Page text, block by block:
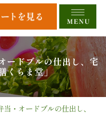
ードブルの仕出し、宅
くらま堂」
・オードブルの仕出し、